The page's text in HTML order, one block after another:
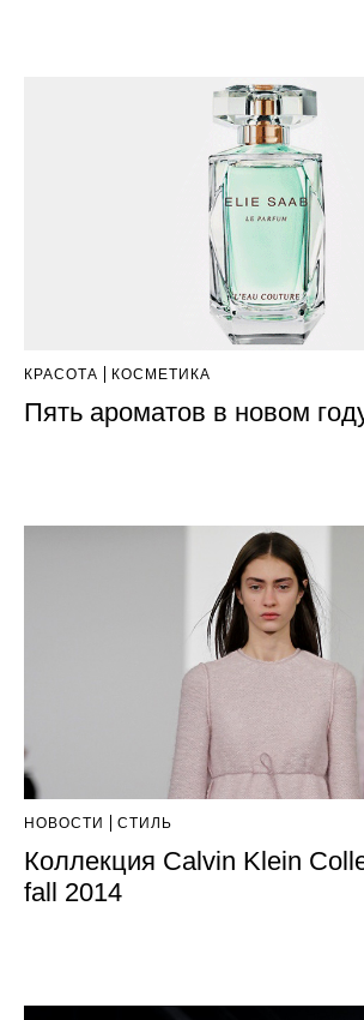
КРАСОТА КОСМЕТИКА
Пять ароматов в новом
НОВОСТИ СТИЛЬ
Коллекция Calvin Klein
fall 2014